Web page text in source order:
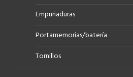
Empuñaduras
Portamemorias/batería
Tornillos